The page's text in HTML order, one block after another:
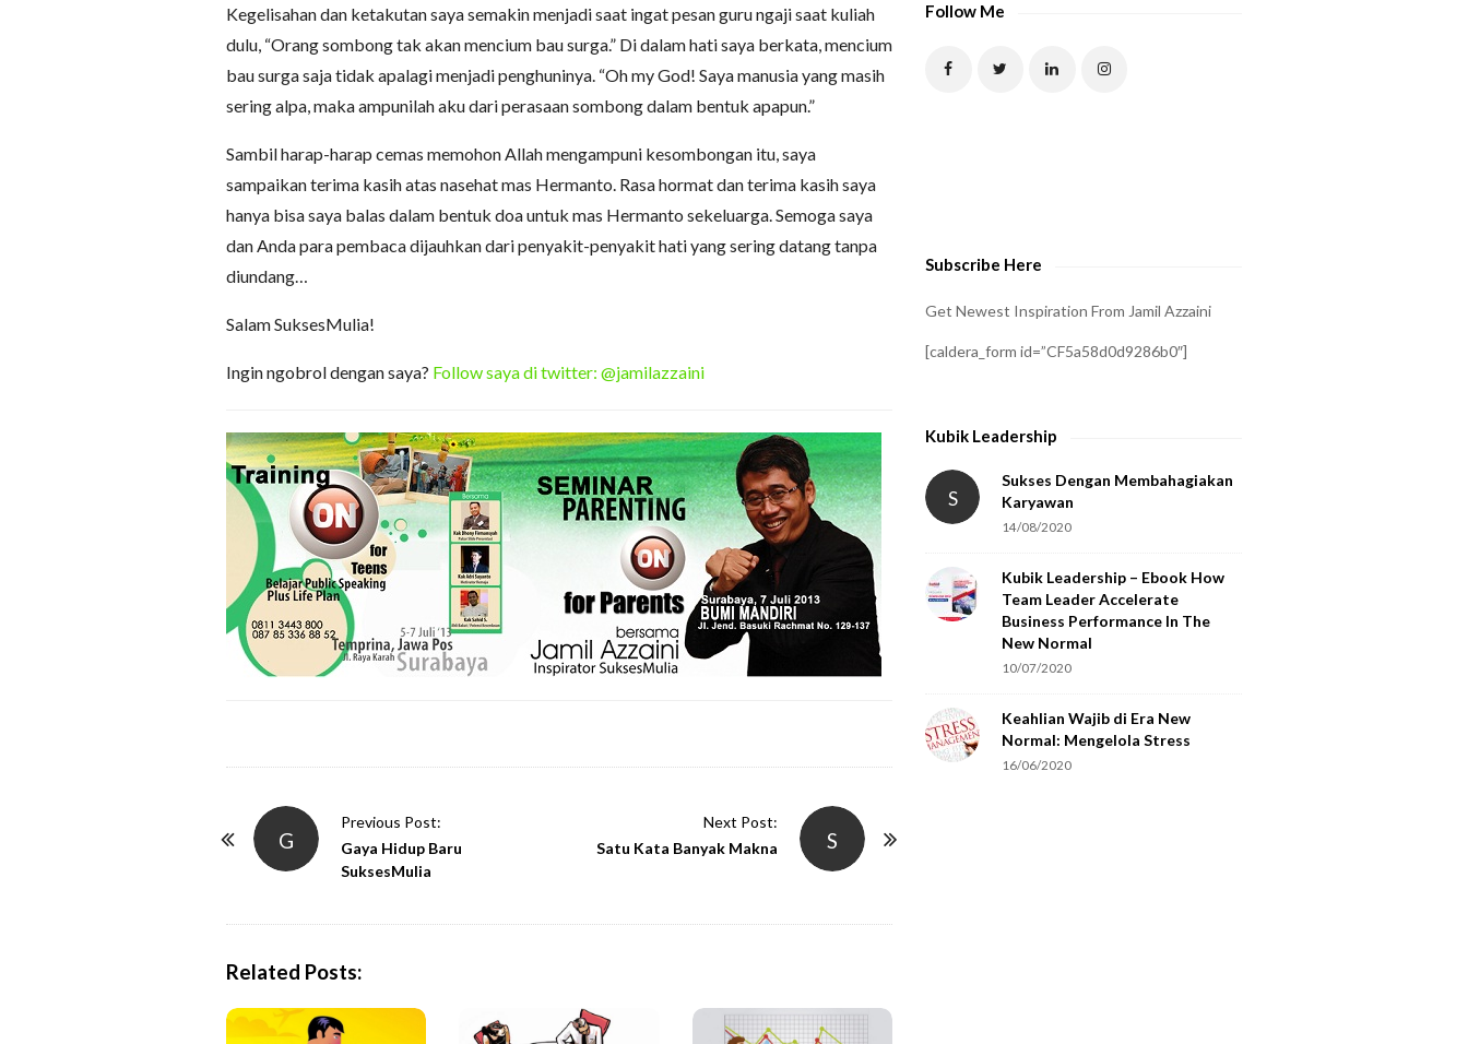
Kegelisahan dan ketakutan saya semakin menjadi saat ingat pesan guru ngaji saat kuliah
dulu, “Orang sombong tak akan mencium bau surga.” Di dalam hati saya berkata, mencium
bau surga saja tidak apalagi menjadi penghuninya. “Oh my God! Saya manusia yang masih
sering alpa, maka ampunilah aku dari perasaan sombong dalam bentuk apapun.”
Sambil harap-harap cemas memohon Allah mengampuni kesombongan itu, saya
sampaikan terima kasih atas nasehat mas Hermanto. Rasa hormat dan terima kasih saya
hanya bisa saya balas dalam bentuk doa untuk mas Hermanto sekeluarga. Semoga saya
dan Anda para pembaca dijauhkan dari penyakit-penyakit hati yang sering datang tanpa
diundang…
Salam SuksesMulia!
Ingin ngobrol dengan saya? Follow saya di twitter: @jamilazzaini
G
Previous Post:
Gaya Hidup Baru
SuksesMulia
S
Next Post:
Satu Kata Banyak Makna
Related Posts:
Follow Me
Subscribe Here
Get Newest Inspiration From Jamil Azzaini
[caldera_form id=”CF5a58d0d9286b0″]
Kubik Leadership
S
Sukses Dengan Membahagiakan
Karyawan
14/08/2020
Kubik Leadership – Ebook How
Team Leader Accelerate
Business Performance In The
New Normal
10/07/2020
Keahlian Wajib di Era New
Normal: Mengelola Stress
16/06/2020